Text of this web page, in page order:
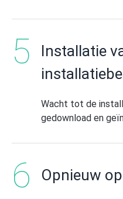
Installatie
Wacht tot de
gedownload en
Opnieuw